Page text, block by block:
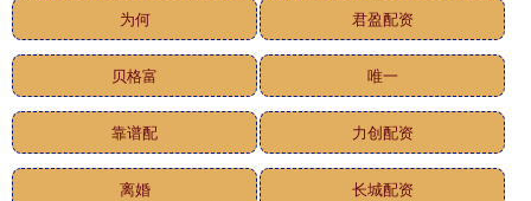
为何 君盈配资
贝格富 唯一
靠谱配 力创配资
离婚 长城配资